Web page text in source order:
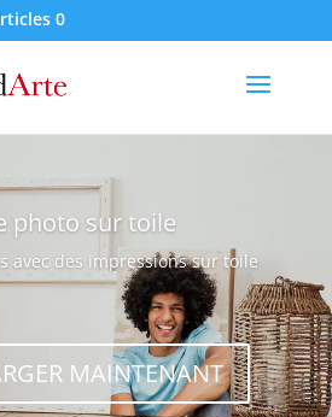
0
photo sur toile
avec des impressions sur toile
MAINTENANT